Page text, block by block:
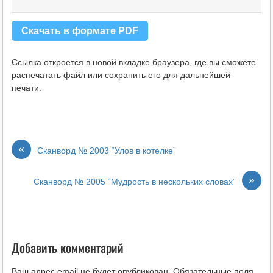
Скачать в формате PDF
Ссылка откроется в новой вкладке браузера, где вы сможете
распечатать файл или сохранить его для дальнейшей
печати.
« Сканворд № 2003 “Улов в котелке”
»
Сканворд № 2005 “Мудрость в нескольких словах”
Добавить комментарий